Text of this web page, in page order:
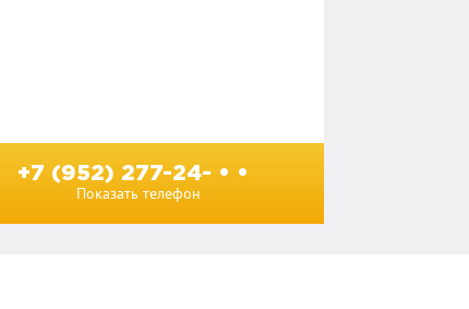
+7 (952) 277-24- • •
Показать телефон